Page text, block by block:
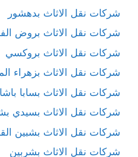
شركات نقل الاثاث بدهشور
شركات نقل الاثاث بروض
شركات نقل الاثاث بروكسي
شركات نقل الاثاث بزهراء
شركات نقل الاثاث بسابا
شركات نقل الاثاث بسيدي
شركات نقل الاثاث بشبين
شركات نقل الاثاث بشربين